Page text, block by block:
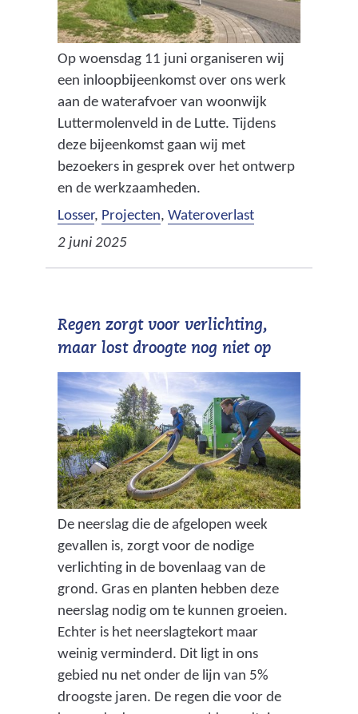
Op woensdag 11 juni organiseren wij
een inloopbijeenkomst over ons werk
aan de waterafvoer van woonwijk
Luttermolenveld in de Lutte. Tijdens
deze bijeenkomst gaan wij met
bezoekers in gesprek over het ontwerp
en de werkzaamheden.
Losser, Projecten, Wateroverlast
2 juni 2025
Regen zorgt voor verlichting,
maar lost droogte nog niet op
De neerslag die de afgelopen week
gevallen is, zorgt voor de nodige
verlichting in de bovenlaag van de
grond. Gras en planten hebben deze
neerslag nodig om te kunnen groeien.
Echter is het neerslagtekort maar
weinig verminderd. Dit ligt in ons
gebied nu net onder de lijn van 5%
droogste jaren. De regen die voor de